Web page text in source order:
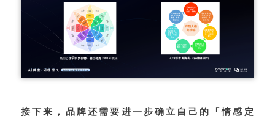
接下来，品牌还需要进一步确立自己的「情感定